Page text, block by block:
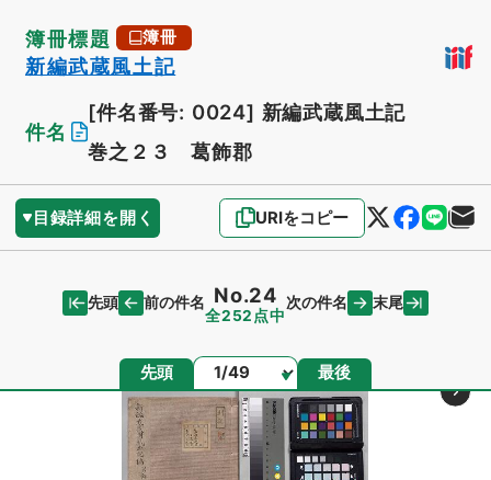
簿冊標題 簿冊
新編武蔵風土記
件名
[件名番号: 0024] 新編武蔵風土記
巻之２３ 葛飾郡
目録詳細を開く URIをコピー
先頭 前の件名 No.24
全252点中
次の件名 末尾
先頭 ページ 最後